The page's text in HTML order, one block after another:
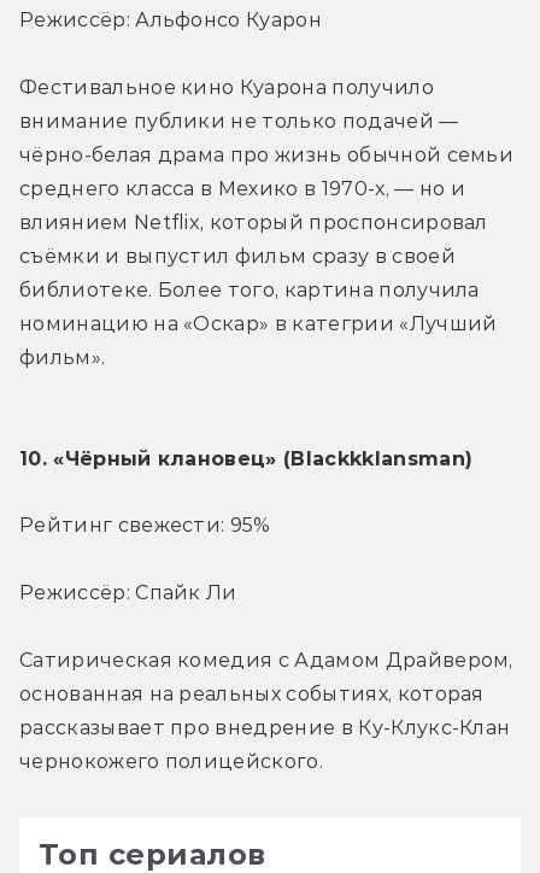
Режиссёр: Альфонсо Куарон
Фестивальное кино Куарона получило
внимание публики не только подачей —
чёрно-белая драма про жизнь обычной семьи
среднего класса в Мехико в 1970-х, — но и
влиянием Netflix, который проспонсировал
съёмки и выпустил фильм сразу в своей
библиотеке. Более того, картина получила
номинацию на «Оскар» в категрии «Лучший
фильм».
10. «Чёрный клановец» (Blackkklansman)
Рейтинг свежести: 95%
Режиссёр: Спайк Ли
Сатирическая комедия с Адамом Драйвером,
основанная на реальных событиях, которая
рассказывает про внедрение в Ку-Клукс-Клан
чернокожего полицейского.
Топ сериалов